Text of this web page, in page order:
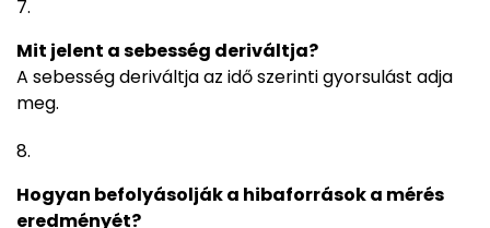
Mit jelent a sebesség deriváltja?
A sebesség deriváltja az idő szerinti gyorsulást adja
meg.
Hogyan befolyásolják a hibaforrások a mérés
eredményét?